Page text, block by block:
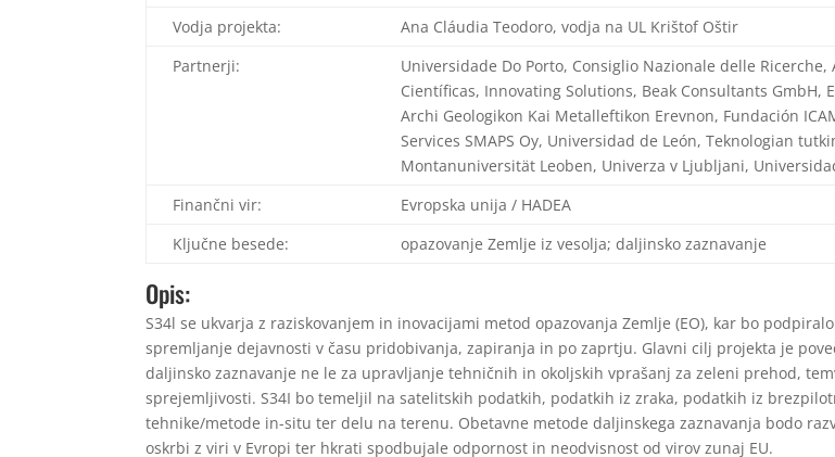
Vodja projekta:
Ana Cláudia Teodoro, vodja na UL Krištof Oštir
Partnerji:
Universidade Do Porto, Consiglio Nazionale delle
Científicas, Innovating Solutions, Beak Consultants GmbH,
Archi Geologikon Kai Metalleftikon Erevnon, Fundación
Services SMAPS Oy, Universidad de León, Teknologian
Montanuniversität Leoben, Univerza v Ljubljani,
Finančni vir:
Evropska unija / HADEA
Ključne besede:
opazovanje Zemlje iz vesolja; daljinsko zaznavanje
Opis:
S34l se ukvarja z raziskovanjem in inovacijami metod opazovanja Zemlje (EO), kar bo
spremljanje dejavnosti v času pridobivanja, zapiranja in po zaprtju. Glavni cilj projekta je
daljinsko zaznavanje ne le za upravljanje tehničnih in okoljskih vprašanj za zeleni prehod,
sprejemljivosti. S34I bo temeljil na satelitskih podatkih, podatkih iz zraka, podatkih iz
tehnike/metode in-situ ter delu na terenu. Obetavne metode daljinskega zaznavanja bodo
oskrbi z viri v Evropi ter hkrati spodbujale odpornost in neodvisnost od virov zunaj EU.